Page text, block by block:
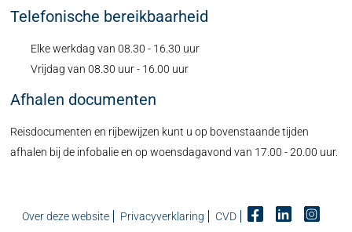
Telefonische bereikbaarheid
Elke werkdag van 08.30 - 16.30 uur
Vrijdag van 08.30 uur - 16.00 uur
Afhalen documenten
Reisdocumenten en rijbewijzen kunt u op bovenstaande tijden
afhalen bij de infobalie en op woensdagavond van 17.00 - 20.00 uur.
Over deze website Privacyverklaring CVD